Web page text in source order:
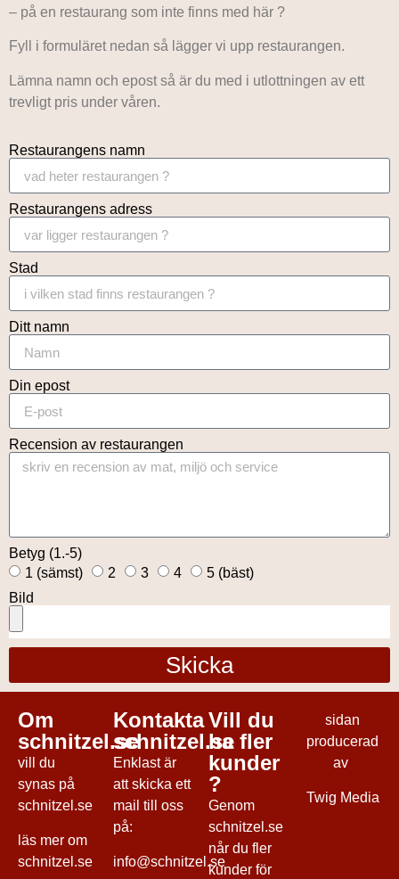
– på en restaurang som inte finns med här ?
Fyll i formuläret nedan så lägger vi upp restaurangen.
Lämna namn och epost så är du med i utlottningen av ett
trevligt pris under våren.
Restaurangens namn
Restaurangens adress
Stad
Ditt namn
Din epost
Recension av restaurangen
Betyg (1.-5)
1 (sämst)
2 3 4
5 (bäst)
Bild
Skicka
Om
schnitzel.se
vill du
synas på
schnitzel.se
läs mer om
schnitzel.se
Kontakta
schnitzel.se
Enklast är
att skicka ett
mail till oss
på:
info@schnitzel.se
Vill du
ha fler
kunder
?
Genom
schnitzel.se
når du fler
kunder för
sidan
producerad
av
Twig Media